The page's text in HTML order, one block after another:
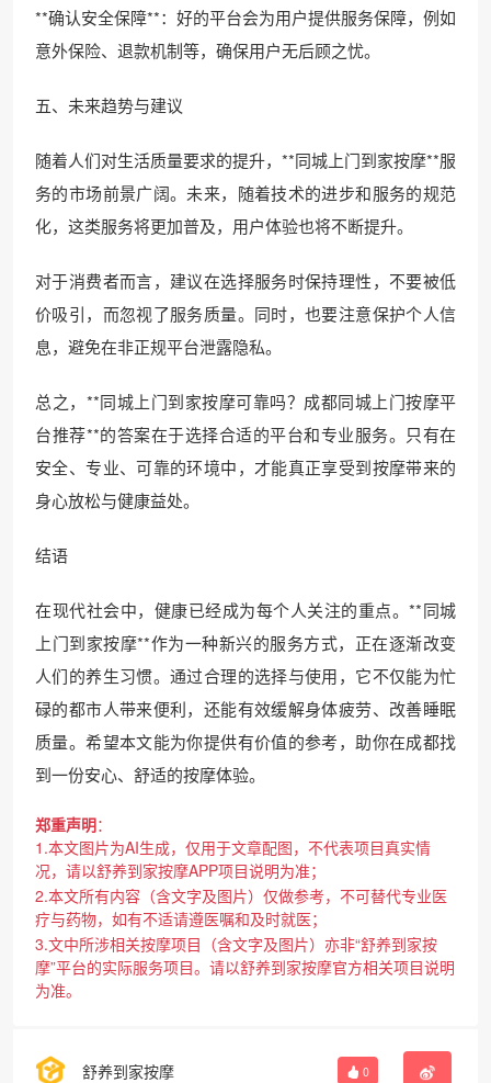
**确认安全保障**：好的平台会为用户提供服务保障，例如
意外保险、退款机制等，确保用户无后顾之忧。
五、未来趋势与建议
随着人们对生活质量要求的提升，**同城上门到家按摩**服
务的市场前景广阔。未来，随着技术的进步和服务的规范
化，这类服务将更加普及，用户体验也将不断提升。
对于消费者而言，建议在选择服务时保持理性，不要被低
价吸引，而忽视了服务质量。同时，也要注意保护个人信
息，避免在非正规平台泄露隐私。
总之，**同城上门到家按摩可靠吗？成都同城上门按摩平
台推荐**的答案在于选择合适的平台和专业服务。只有在
安全、专业、可靠的环境中，才能真正享受到按摩带来的
身心放松与健康益处。
结语
在现代社会中，健康已经成为每个人关注的重点。**同城
上门到家按摩**作为一种新兴的服务方式，正在逐渐改变
人们的养生习惯。通过合理的选择与使用，它不仅能为忙
碌的都市人带来便利，还能有效缓解身体疲劳、改善睡眠
质量。希望本文能为你提供有价值的参考，助你在成都找
到一份安心、舒适的按摩体验。
郑重声明：
1.本文图片为AI生成，仅用于文章配图，不代表项目真实情
况，请以舒养到家按摩APP项目说明为准；
2.本文所有内容（含文字及图片）仅做参考，不可替代专业医
疗与药物，如有不适请遵医嘱和及时就医；
3.文中所涉相关按摩项目（含文字及图片）亦非“舒养到家按
摩”平台的实际服务项目。请以舒养到家按摩官方相关项目说明
为准。
舒养到家按摩 0